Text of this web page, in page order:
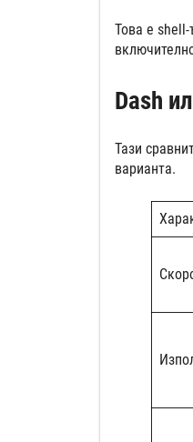
Това е
Dash
Тази
варианта.